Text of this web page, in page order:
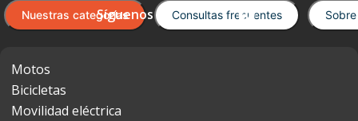
Nuestras categorías Consultas frecuentes
Motos
Bicicletas
Movilidad eléctrica